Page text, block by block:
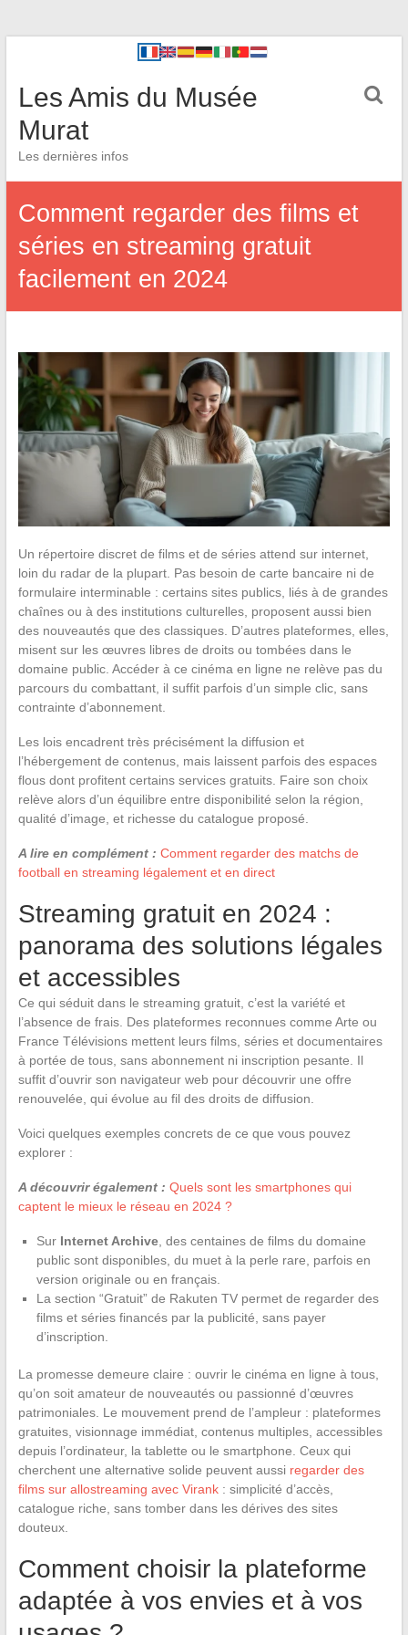
Les Amis du Musée
Murat
Les dernières infos
Comment regarder des films et
séries en streaming gratuit
facilement en 2024
Un répertoire discret de films et de séries attend sur internet,
loin du radar de la plupart. Pas besoin de carte bancaire ni de
formulaire interminable : certains sites publics, liés à de grandes
chaînes ou à des institutions culturelles, proposent aussi bien
des nouveautés que des classiques. D’autres plateformes, elles,
misent sur les œuvres libres de droits ou tombées dans le
domaine public. Accéder à ce cinéma en ligne ne relève pas du
parcours du combattant, il suffit parfois d’un simple clic, sans
contrainte d’abonnement.
Les lois encadrent très précisément la diffusion et
l’hébergement de contenus, mais laissent parfois des espaces
flous dont profitent certains services gratuits. Faire son choix
relève alors d’un équilibre entre disponibilité selon la région,
qualité d’image, et richesse du catalogue proposé.
A lire en complément : Comment regarder des matchs de
football en streaming légalement et en direct
Streaming gratuit en 2024 :
panorama des solutions légales
et accessibles
Ce qui séduit dans le streaming gratuit, c’est la variété et
l’absence de frais. Des plateformes reconnues comme Arte ou
France Télévisions mettent leurs films, séries et documentaires
à portée de tous, sans abonnement ni inscription pesante. Il
suffit d’ouvrir son navigateur web pour découvrir une offre
renouvelée, qui évolue au fil des droits de diffusion.
Voici quelques exemples concrets de ce que vous pouvez
explorer :
A découvrir également : Quels sont les smartphones qui
captent le mieux le réseau en 2024 ?
Sur Internet Archive, des centaines de films du domaine
public sont disponibles, du muet à la perle rare, parfois en
version originale ou en français.
La section “Gratuit” de Rakuten TV permet de regarder des
films et séries financés par la publicité, sans payer
d’inscription.
La promesse demeure claire : ouvrir le cinéma en ligne à tous,
qu’on soit amateur de nouveautés ou passionné d’œuvres
patrimoniales. Le mouvement prend de l’ampleur : plateformes
gratuites, visionnage immédiat, contenus multiples, accessibles
depuis l’ordinateur, la tablette ou le smartphone. Ceux qui
cherchent une alternative solide peuvent aussi regarder des
films sur allostreaming avec Virank: simplicité d’accès,
catalogue riche, sans tomber dans les dérives des sites
douteux.
Comment choisir la plateforme
adaptée à vos envies et à vos